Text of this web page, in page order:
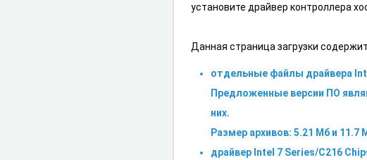
установите драйвер контроллера
Данная страница загрузки
отдельные файлы драйвера
Предложенные версии ПО
них.
Размер архивов: 5.21 Мб и 11.7
драйвер Intel 7 Series/C216